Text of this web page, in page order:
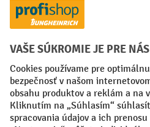
0800 109 999
Po-Čt, 07:30 - 16:30
Pi, 07:30 - 16:00
Alebo prostredníctvom nášho